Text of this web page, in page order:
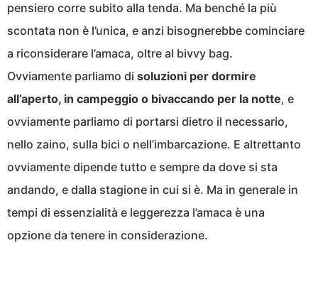
pensiero corre subito alla tenda. Ma benché la più
scontata non è l’unica, e anzi bisognerebbe cominciare
a riconsiderare l’amaca, oltre al bivvy bag.
Ovviamente parliamo di soluzioni per dormire
all’aperto, in campeggio o bivaccando per la notte, e
ovviamente parliamo di portarsi dietro il necessario,
nello zaino, sulla bici o nell’imbarcazione. E altrettanto
ovviamente dipende tutto e sempre da dove si sta
andando, e dalla stagione in cui si è. Ma in generale in
tempi di essenzialità e leggerezza l’amaca è una
opzione da tenere in considerazione.